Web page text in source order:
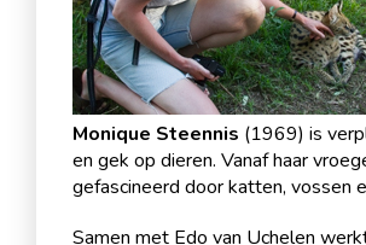
Monique Steennis (1969) is
en gek op dieren. Vanaf haar
gefascineerd door katten, vossen
Samen met Edo van Uchelen